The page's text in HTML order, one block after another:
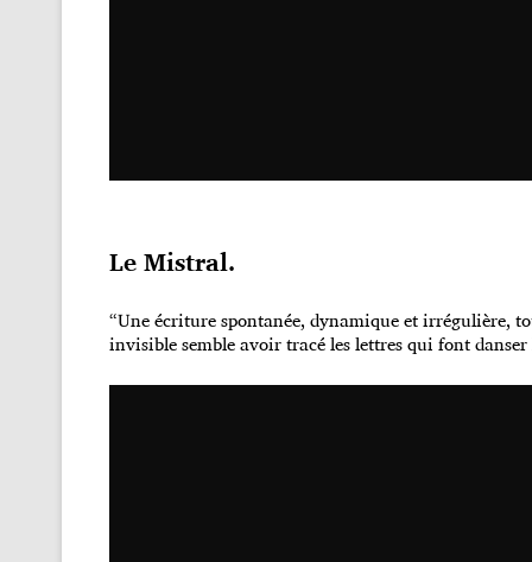
Le Mistral.
“Une écriture spontanée, dynamique et irrégulière,
invisible semble avoir tracé les lettres qui font